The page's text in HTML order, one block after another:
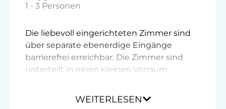
Kinder sind willkommen
Spielzeug
Verpflegung
1 - 3 Personen
Die liebevoll eingerichteten Zimmer sind
über separate ebenerdige Eingänge
barrierefrei erreichbar. Die Zimmer sind
unterteilt in einen kleinen Vorraum,
Minibar und SAT-TV.
WEITERLESEN